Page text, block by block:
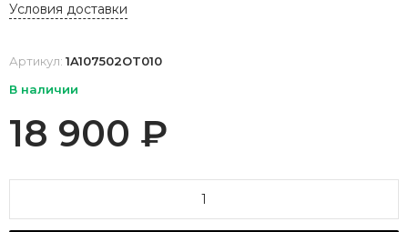
Условия доставки
Артикул: 1A107502OT010
В наличии
18 900 ₽